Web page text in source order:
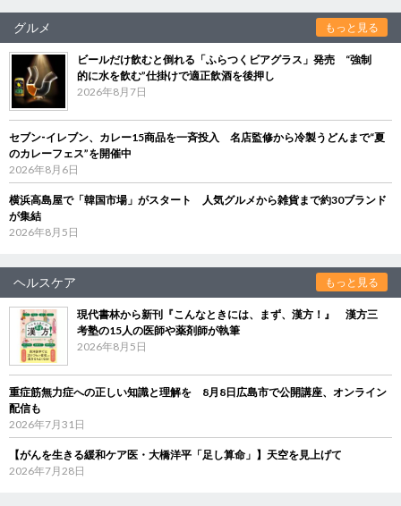
グルメ もっと見る
ビールだけ飲むと倒れる「ふらつくビアグラス」発売 “強制
的に水を飲む”仕掛けで適正飲酒を後押し
2026年8月7日
セブン‐イレブン、カレー15商品を一斉投入 名店監修から冷製うどんまで“夏
のカレーフェス”を開催中
2026年8月6日
横浜高島屋で「韓国市場」がスタート 人気グルメから雑貨まで約30ブランド
が集結
2026年8月5日
ヘルスケア もっと見る
現代書林から新刊『こんなときには、まず、漢方！』 漢方三
考塾の15人の医師や薬剤師が執筆
2026年8月5日
重症筋無力症への正しい知識と理解を 8月8日広島市で公開講座、オンライン
配信も
2026年7月31日
【がんを生きる緩和ケア医・大橋洋平「足し算命」】天空を見上げて
2026年7月28日